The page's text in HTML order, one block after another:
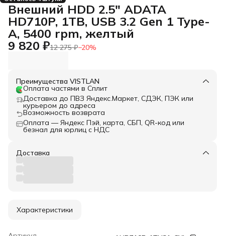
Внешний HDD 2.5" ADATA
HD710P, 1TB, USB 3.2 Gen 1 Type-
A, 5400 rpm, желтый
9 820 ₽12 275 ₽−20%
Преимущества VISTLAN
Оплата частями в Сплит
Доставка до ПВЗ Яндекс.Маркет, СДЭК, ПЭК или
курьером до адреса
Возможность возврата
Оплата — Яндекс Пэй, карта, СБП, QR-код или
безнал для юрлиц с НДС
Доставка
Характеристики